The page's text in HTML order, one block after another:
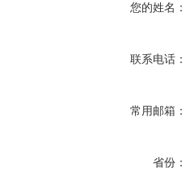
您的姓名：
联系电话：
常用邮箱：
省份：